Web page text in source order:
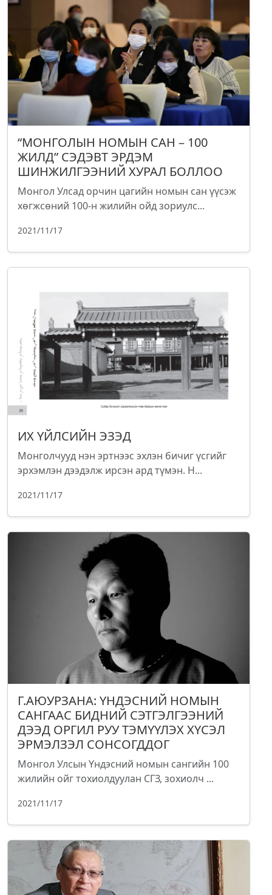
“МОНГОЛЫН НОМЫН САН – 100
ЖИЛД” СЭДЭВТ ЭРДЭМ
ШИНЖИЛГЭЭНИЙ ХУРАЛ БОЛЛОО
Монгол Улсад орчин цагийн номын сан үүсэж
хөгжсөний 100-н жилийн ойд зориулс...
2021/11/17
ИХ ҮЙЛСИЙН ЭЗЭД
Монголчууд нэн эртнээс эхлэн бичиг үсгийг
эрхэмлэн дээдэлж ирсэн ард түмэн. Н...
2021/11/17
Г.АЮУРЗАНА: ҮНДЭСНИЙ НОМЫН
САНГААС БИДНИЙ СЭТГЭЛГЭЭНИЙ
ДЭЭД ОРГИЛ РУУ ТЭМҮҮЛЭХ ХҮСЭЛ
ЭРМЭЛЗЭЛ СОНСОГДДОГ
Монгол Улсын Үндэсний номын сангийн 100
жилийн ойг тохиолдуулан СГЗ, зохиолч ...
2021/11/17